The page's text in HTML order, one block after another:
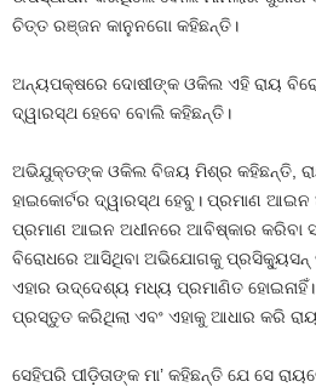
ଚିତ୍ତ ରଞ୍ଜନ କାନୁନଗୋ କହିଛନ୍ତି।
ଅନ୍ୟପକ୍ଷରେ ଦୋଷୀଙ୍କ ଓକିଲ ଏହି ରାୟ
ଦ୍ୱାରସ୍ଥ ହେବେ ବୋଲି କହିଛନ୍ତି।
ଅଭିଯୁକ୍ତଙ୍କ ଓକିଲ ବିଜୟ ମିଶ୍ର କହିଛନ୍ତି,
ହାଇକୋର୍ଟର ଦ୍ୱାରସ୍ଥ ହେବୁ। ପ୍ରମାଣ ଆଇନ
ପ୍ରମାଣ ଆଇନ ଅଧୀନରେ ଆବିଷ୍କାର କରିବା
ବିରୋଧରେ ଆସିଥିବା ଅଭିଯୋଗକୁ ପ୍ରସିକ୍ୟୁସନ୍
ଏହାର ଉଦ୍ଦେଶ୍ୟ ମଧ୍ୟ ପ୍ରମାଣିତ ହୋଇନାହିଁ।
ପ୍ରସ୍ତୁତ କରିଥିଲା ଏବଂ ଏହାକୁ ଆଧାର କରି
ସେହିପରି ପୀଡ଼ିତାଙ୍କ ମା’ କହିଛନ୍ତି ଯେ ସେ